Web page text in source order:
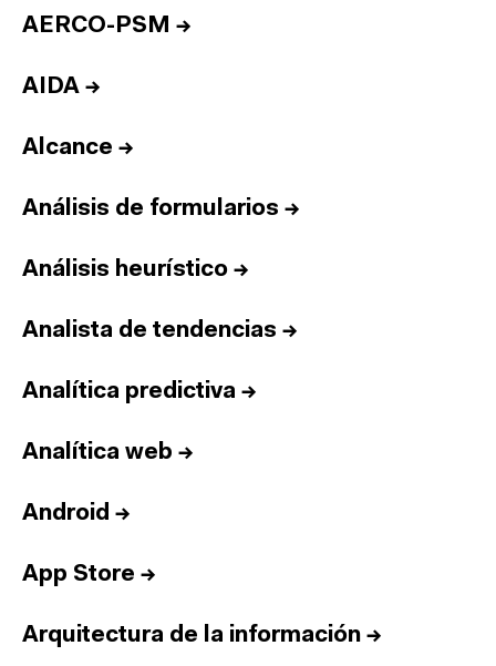
AERCO-PSM →
AIDA →
Alcance →
Análisis de formularios →
Análisis heurístico →
Analista de tendencias →
Analítica predictiva →
Analítica web →
Android →
App Store →
Arquitectura de la información →